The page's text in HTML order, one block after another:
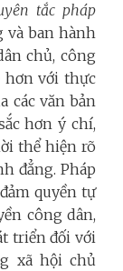
tắc pháp
và ban hành
chủ, công
hơn với thực
các văn bản
hơn ý chí,
thể hiện rõ
đẳng. Pháp
quyền tự
công dân,
triển đối với
xã hội chủ